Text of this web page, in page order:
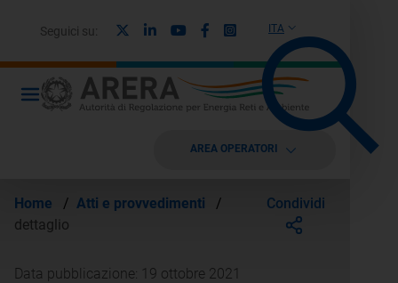
ITA
Seguici su: LinkedinYoutubeFacebook
Instagram
AREA OPERATORI
Home / Atti e provvedimenti
/
dettaglio
Condividi
Data pubblicazione: 19 ottobre 2021